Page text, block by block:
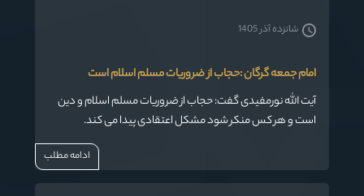
امام جمعه گرگان :حجاب از ضروریات مسلم اسلام است
آیت الله نورمفیدی گفت: حجاب از ضروریات مسلم اسلام و دین
است و هر کس منکر شود مشکل اعتقادی پیدا می کند.
شانزده آذر 1405
ادامه مطلب